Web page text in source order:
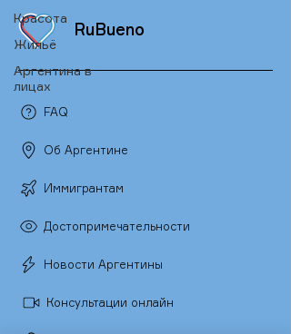
Красота
Жильё
Аргентина в
лицах
RuBueno
FAQ
Об Аргентине
Иммигрантам
Достопримечательности
Новости Аргентины
Консультации онлайн